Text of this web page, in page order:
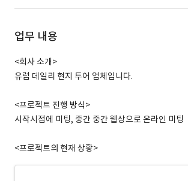
업무 내용
<회사 소개>
유럽 데일리 현지 투어 업체입니다.
<프로젝트 진행 방식>
시작시점에 미팅, 중간 중간 웹상으로 온라인 미팅
<프로젝트의 현재 상황>